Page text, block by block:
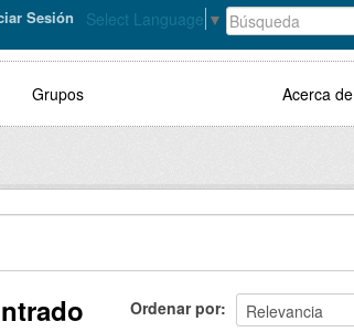
Select Language ▼
Sesión
Grupos Acerca de
Ordenar por